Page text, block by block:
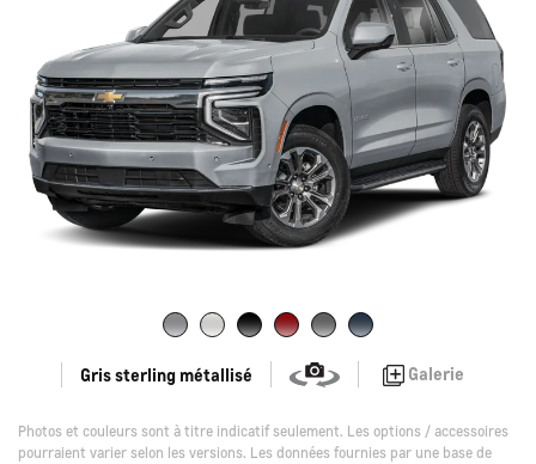
Gris sterling métallisé Galerie
Photos et couleurs sont à titre indicatif seulement. Les options / accessoires
pourraient varier selon les versions. Les données fournies par une base de